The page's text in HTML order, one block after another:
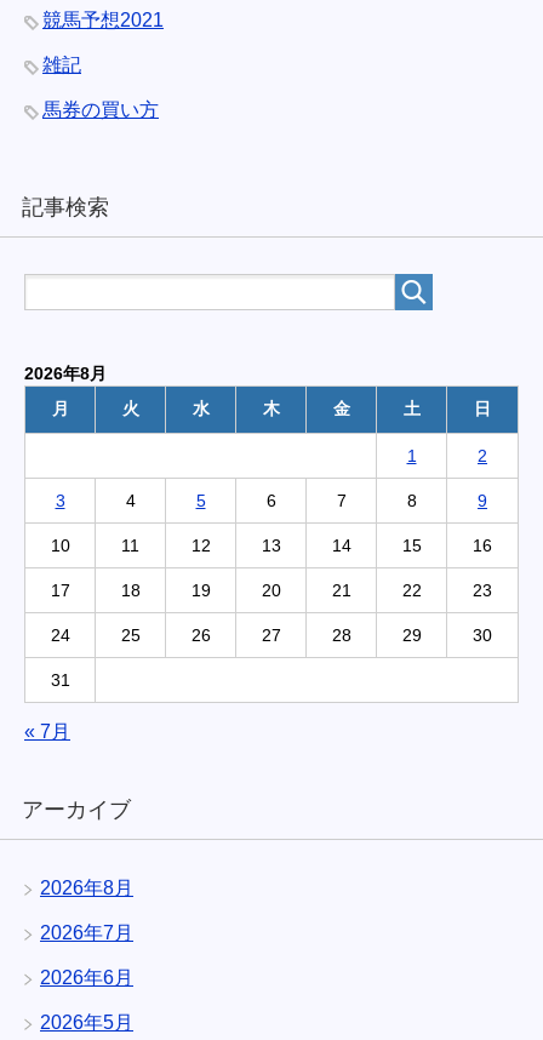
競馬予想2021
雑記
馬券の買い方
記事検索
2026年8月
月
火 水 木 金 土 日
1 2
3 4 5 6 7 8 9
10 11 12 13 14 15 16
17 18 19 20 21 22 23
24 25 26 27 28 29 30
31
« 7月
アーカイブ
2026年8月
2026年7月
2026年6月
2026年5月